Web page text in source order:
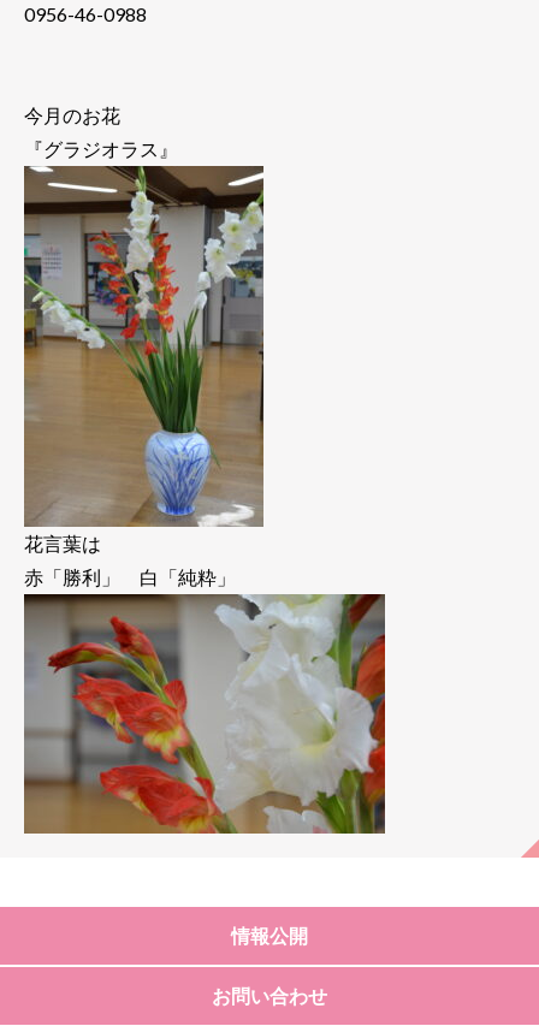
0956-46-0988
今月のお花
『グラジオラス』
花言葉は
赤「勝利」 白「純粋」
情報公開
お問い合わせ